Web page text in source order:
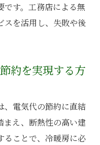
です。工務店による無
スを活用し、失敗や後
約を実現する方
、電気代の節約に直結
まえ、断熱性の高い建
ることで、冷暖房に必